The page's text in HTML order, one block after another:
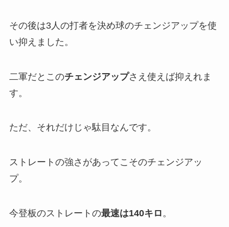
その後は3人の打者を決め球のチェンジアップを使
い抑えました。
二軍だとこのチェンジアップさえ使えば抑えれま
す。
ただ、それだけじゃ駄目なんです。
ストレートの強さがあってこそのチェンジアッ
プ。
今登板のストレートの最速は140キロ 。